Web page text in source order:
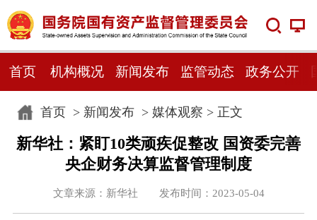
首页 机构概况 新闻发布 监管动态 政务公开
首页> 新闻发布> 媒体观察 > 正文
新华社：紧盯10类顽疾促整改 国资委完善
央企财务决算监督管理制度
文章来源：新华社 发布时间：2023-05-04